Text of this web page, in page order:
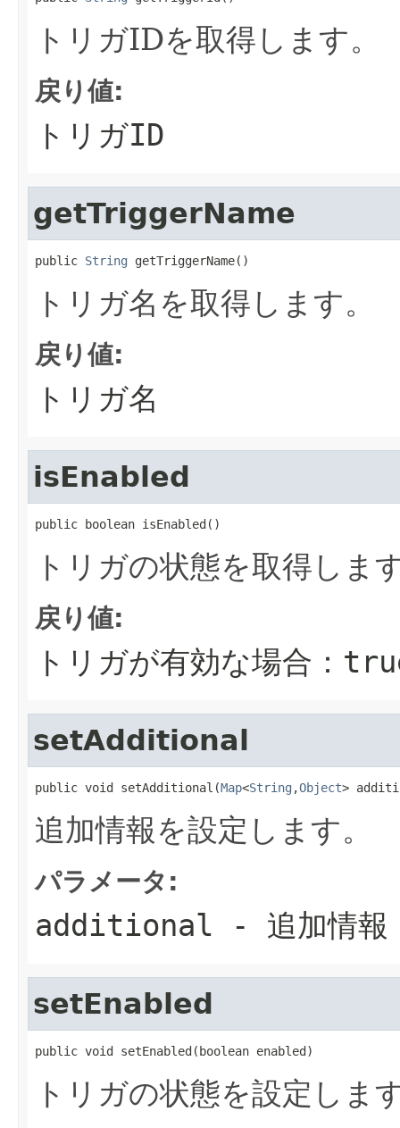
トリガIDを取得します。
戻り値:
トリガID
getTriggerName
public String getTriggerName()
トリガ名を取得します。
戻り値:
トリガ名
isEnabled
public boolean isEnabled()
トリガの状態を取得しま
戻り値:
トリガが有効な場合：
setAdditional
public void setAdditional(Map<String ,Object>
追加情報を設定します。
パラメータ:
additional - 追加情報
setEnabled
public void setEnabled(boolean enabled)
トリガの状態を設定しま